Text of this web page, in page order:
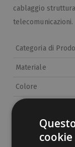
cablaggio
telecomunicazioni.
Categoria di
Materiale
Colore
Temperatura
cookie